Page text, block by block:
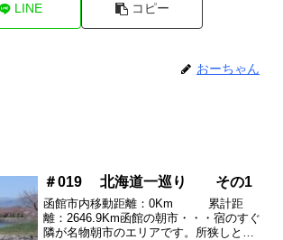
LINE コピー
おーちゃん
＃019 北海道一巡り その1
函館市内移動距離：0Km 累計距
離：2646.9Km函館の朝市・・・宿のすぐ
隣が名物朝市のエリアです。所狭しと海